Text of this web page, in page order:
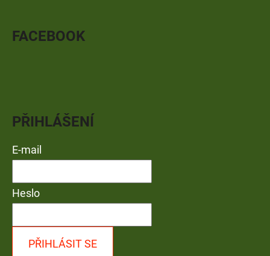
FACEBOOK
PŘIHLÁŠENÍ
E-mail
Heslo
PŘIHLÁSIT SE